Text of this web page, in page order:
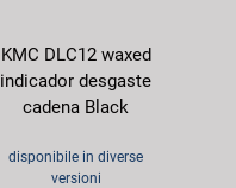
KMC DLC12 waxed
indicador desgaste
cadena Black
disponibile in diverse
versioni